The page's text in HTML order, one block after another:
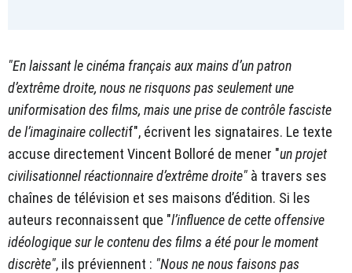
"En laissant le cinéma français aux mains d’un patron
d’extrême droite, nous ne risquons pas seulement une
uniformisation des films, mais une prise de contrôle fasciste
de l’imaginaire collectif", écrivent les signataires. Le texte
accuse directement Vincent Bolloré de mener "un projet
civilisationnel réactionnaire d’extrême droite" à travers ses
chaînes de télévision et ses maisons d’édition. Si les
auteurs reconnaissent que "l’influence de cette offensive
idéologique sur le contenu des films a été pour le moment
discrète", ils préviennent : "Nous ne nous faisons pas